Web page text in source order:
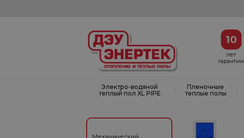
10
лет
гарантии
Электро-водяной
теплый пол XL PIPE
Пленочные
теплые полы
Механический